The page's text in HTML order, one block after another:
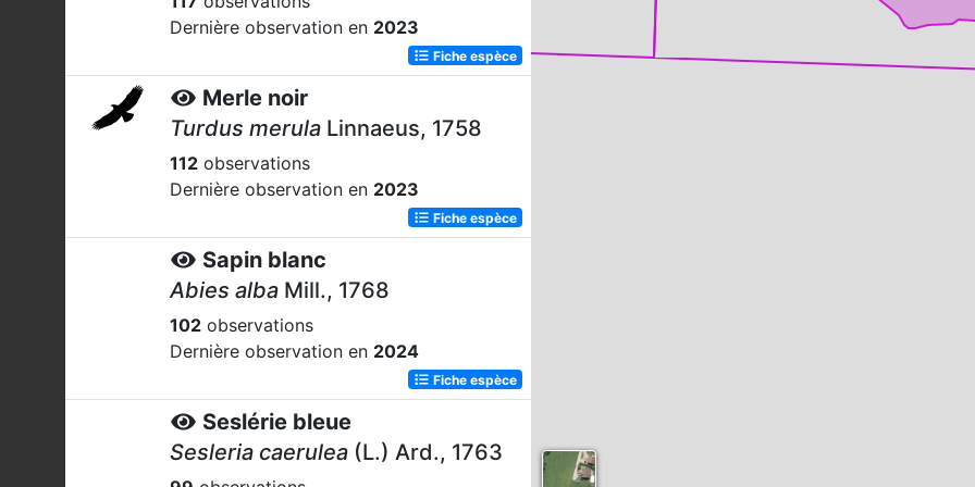
Dernière observation en 2023
Fiche espèce
Merle noir
Turdus merula Linnaeus, 1758
112 observations
Dernière observation en 2023
Fiche espèce
Sapin blanc
Abies alba Mill., 1768
102 observations
Dernière observation en 2024
Fiche espèce
Seslérie bleue
Sesleria caerulea (L.) Ard., 1763